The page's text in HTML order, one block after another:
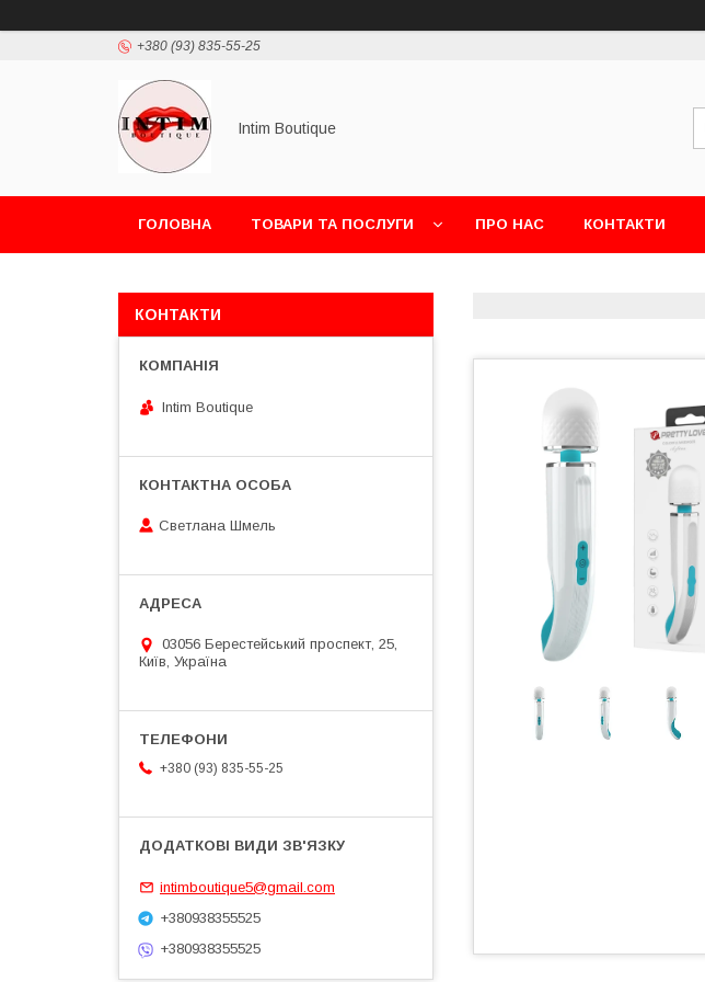
+380 (93) 835-55-25
Intim Boutique
ГОЛОВНА ТОВАРИ ТА ПОСЛУГИ ПРО НАС КОНТАКТИ
КОНТАКТИ
Intim Boutique
Светлана Шмель
03056 Берестейський проспект, 25,
Київ, Україна
+380 (93) 835-55-25
intimboutique5@gmail.com
+380938355525
+380938355525